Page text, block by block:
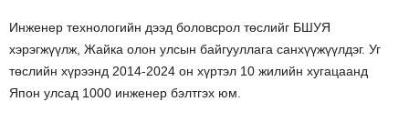
Инженер технологийн дээд боловсрол төслийг БШУЯ
хэрэгжүүлж, Жайка олон улсын байгууллага санхүүжүүлдэг. Уг
төслийн хүрээнд 2014-2024 он хүртэл 10 жилийн хугацаанд
Япон улсад 1000 инженер бэлтгэх юм.